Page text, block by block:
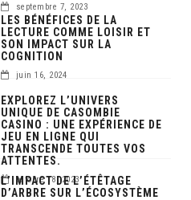
septembre 7, 2023
LES BÉNÉFICES DE LA
LECTURE COMME LOISIR ET
SON IMPACT SUR LA
COGNITION
juin 16, 2024
EXPLOREZ L’UNIVERS
UNIQUE DE CASOMBIE
CASINO : UNE EXPÉRIENCE DE
JEU EN LIGNE QUI
TRANSCENDE TOUTES VOS
ATTENTES.
octobre 18, 2023
L’IMPACT DE L’ÉTÊTAGE
D’ARBRE SUR L’ÉCOSYSTÈME